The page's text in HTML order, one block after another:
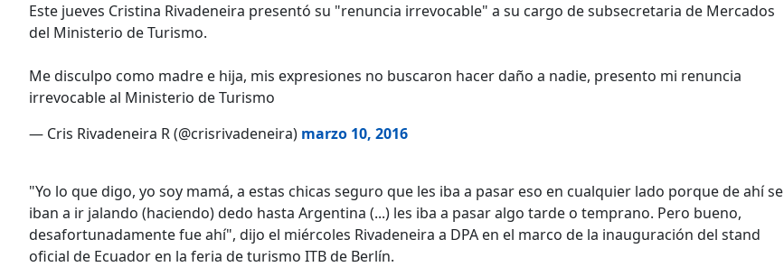
Este jueves Cristina Rivadeneira presentó su "renuncia irrevocable" a su cargo de subsecretaria de Mercados
del Ministerio de Turismo.
Me disculpo como madre e hija, mis expresiones no buscaron hacer daño a nadie, presento mi renuncia
irrevocable al Ministerio de Turismo
— Cris Rivadeneira R (@crisrivadeneira) marzo 10, 2016
"Yo lo que digo, yo soy mamá, a estas chicas seguro que les iba a pasar eso en cualquier lado porque de ahí se
iban a ir jalando (haciendo) dedo hasta Argentina (...) les iba a pasar algo tarde o temprano. Pero bueno,
desafortunadamente fue ahí", dijo el miércoles Rivadeneira a DPA en el marco de la inauguración del stand
oficial de Ecuador en la feria de turismo ITB de Berlín.